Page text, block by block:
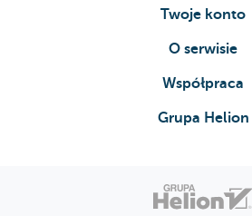
Twoje konto
O serwisie
Współpraca
Grupa Helion